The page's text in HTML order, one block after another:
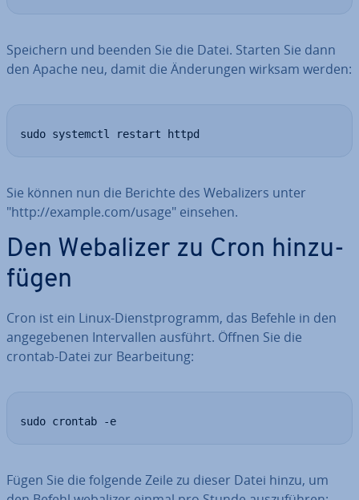
Speichern und beenden Sie die Datei. Starten Sie dann
den Apache neu, damit die Än­de­run­gen wirksam werden:
sudo systemctl restart httpd
Sie können nun die Berichte des Web­a­li­zers unter
"http://example.com/usage" einsehen.
Den Webalizer zu Cron hin­zu­
fü­gen
Cron ist ein Linux-Dienst­pro­gramm, das Befehle in den
an­ge­ge­be­nen In­ter­val­len ausführt. Öffnen Sie die
crontab-Datei zur Be­ar­bei­tung:
sudo crontab -e
Fügen Sie die folgende Zeile zu dieser Datei hinzu, um